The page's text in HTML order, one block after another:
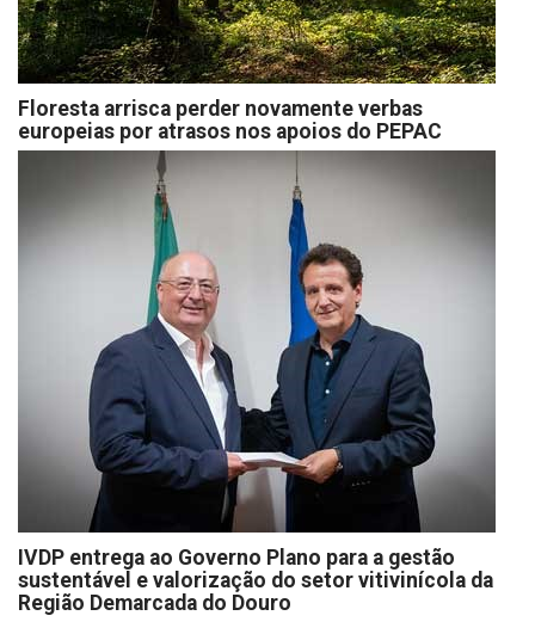
Floresta arrisca perder novamente verbas
europeias por atrasos nos apoios do PEPAC
IVDP entrega ao Governo Plano para a gestão
sustentável e valorização do setor vitivinícola da
Região Demarcada do Douro